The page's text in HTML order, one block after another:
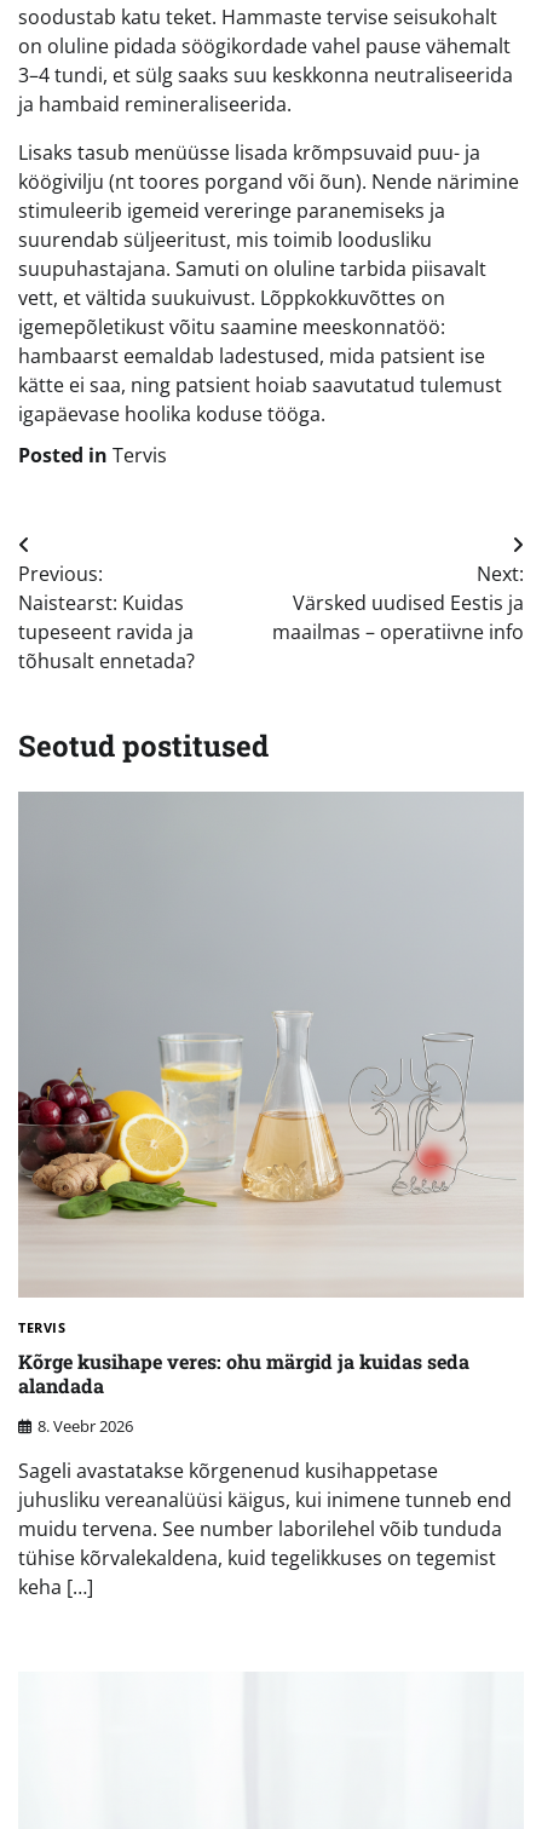
soodustab katu teket. Hammaste tervise seisukohalt
on oluline pidada söögikordade vahel pause vähemalt
3–4 tundi, et sülg saaks suu keskkonna neutraliseerida
ja hambaid remineraliseerida.
Lisaks tasub menüüsse lisada krõmpsuvaid puu- ja
köögivilju (nt toores porgand või õun). Nende närimine
stimuleerib igemeid vereringe paranemiseks ja
suurendab süljeeritust, mis toimib loodusliku
suupuhastajana. Samuti on oluline tarbida piisavalt
vett, et vältida suukuivust. Lõppkokkuvõttes on
igemepõletikust võitu saamine meeskonnatöö:
hambaarst eemaldab ladestused, mida patsient ise
kätte ei saa, ning patsient hoiab saavutatud tulemust
igapäevase hoolika koduse tööga.
Posted in Tervis
Navigeerimine
Previous:
Naistearst: Kuidas
tupeseent ravida ja
tõhusalt ennetada?
Next:
Värsked uudised Eestis ja
maailmas – operatiivne info
Seotud postitused
TERVIS
Kõrge kusihape veres: ohu märgid ja kuidas seda
alandada
8. Veebr 2026
Sageli avastatakse kõrgenenud kusihappetase
juhusliku vereanalüüsi käigus, kui inimene tunneb end
muidu tervena. See number laborilehel võib tunduda
tühise kõrvalekaldena, kuid tegelikkuses on tegemist
keha […]